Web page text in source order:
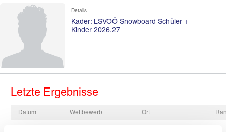
Details
Kader: LSVOÖ Snowboard Schüler +
Kinder 2026.27
Letzte Ergebnisse
Datum Wettbewerb Ort